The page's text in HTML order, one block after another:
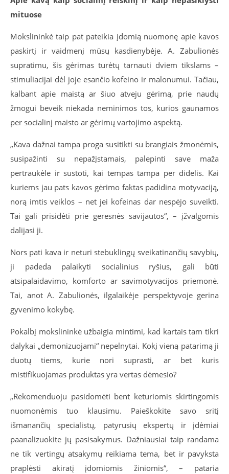
mituose
Mokslininkė taip pat pateikia įdomią nuomonę apie kavos
paskirtį ir vaidmenį mūsų kasdienybėje. A. Zabulionės
supratimu, šis gėrimas turėtų tarnauti dviem tikslams –
stimuliacijai dėl joje esančio kofeino ir malonumui. Tačiau,
kalbant apie maistą ar šiuo atveju gėrimą, prie naudų
žmogui beveik niekada neminimos tos, kurios gaunamos
per socialinį maisto ar gėrimų vartojimo aspektą.
„Kava dažnai tampa proga susitikti su brangiais žmonėmis,
susipažinti su nepažįstamais, palepinti save maža
pertraukėle ir sustoti, kai tempas tampa per didelis. Kai
kuriems jau pats kavos gėrimo faktas padidina motyvaciją,
norą imtis veiklos – net jei kofeinas dar nespėjo suveikti.
Tai gali prisidėti prie geresnės savijautos“, – įžvalgomis
dalijasi ji.
Nors pati kava ir neturi stebuklingų sveikatinančių savybių,
ji padeda palaikyti socialinius ryšius, gali būti
atsipalaidavimo, komforto ar savimotyvacijos priemonė.
Tai, anot A. Zabulionės, ilgalaikėje perspektyvoje gerina
gyvenimo kokybę.
Pokalbį mokslininkė užbaigia mintimi, kad kartais tam tikri
dalykai „demonizuojami“ nepelnytai. Kokį vieną patarimą ji
duotų tiems, kurie nori suprasti, ar bet kuris
mistifikuojamas produktas yra vertas dėmesio?
„Rekomenduoju pasidomėti bent keturiomis skirtingomis
nuomonėmis tuo klausimu. Paieškokite savo sritį
išmanančių specialistų, patyrusių ekspertų ir įdėmiai
paanalizuokite jų pasisakymus. Dažniausiai taip randama
ne tik vertingų atsakymų reikiama tema, bet ir pavyksta
praplėsti akiratį įdomiomis žiniomis“, – pataria